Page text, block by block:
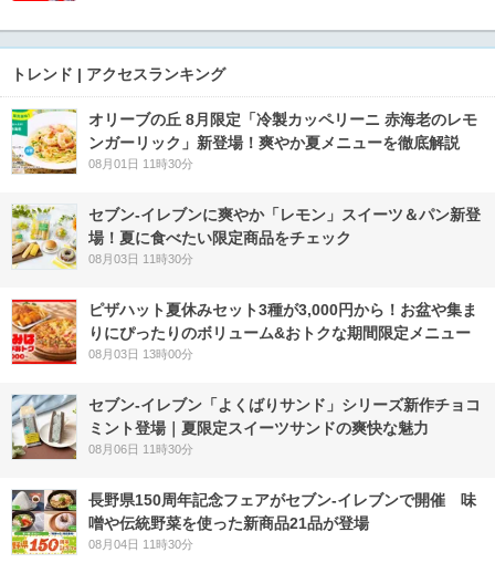
トレンド | アクセスランキング
オリーブの丘 8月限定「冷製カッペリーニ 赤海老のレモ
ンガーリック」新登場！爽やか夏メニューを徹底解説
08月01日 11時30分
セブン‐イレブンに爽やか「レモン」スイーツ＆パン新登
場！夏に食べたい限定商品をチェック
08月03日 11時30分
ピザハット夏休みセット3種が3,000円から！お盆や集ま
りにぴったりのボリューム&おトクな期間限定メニュー
08月03日 13時00分
セブン‐イレブン「よくばりサンド」シリーズ新作チョコ
ミント登場｜夏限定スイーツサンドの爽快な魅力
08月06日 11時30分
長野県150周年記念フェアがセブン-イレブンで開催 味
噌や伝統野菜を使った新商品21品が登場
08月04日 11時30分